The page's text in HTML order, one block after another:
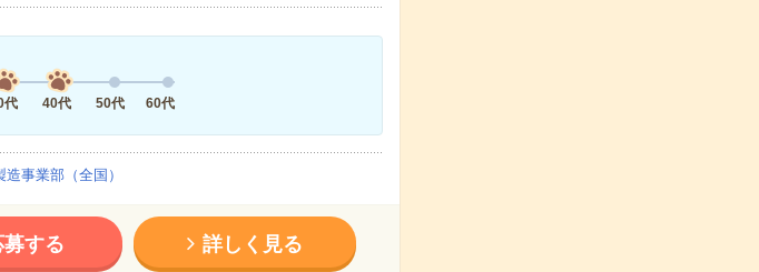
代 40代 50代 60代
事業部（全国）
募する 詳しく見る